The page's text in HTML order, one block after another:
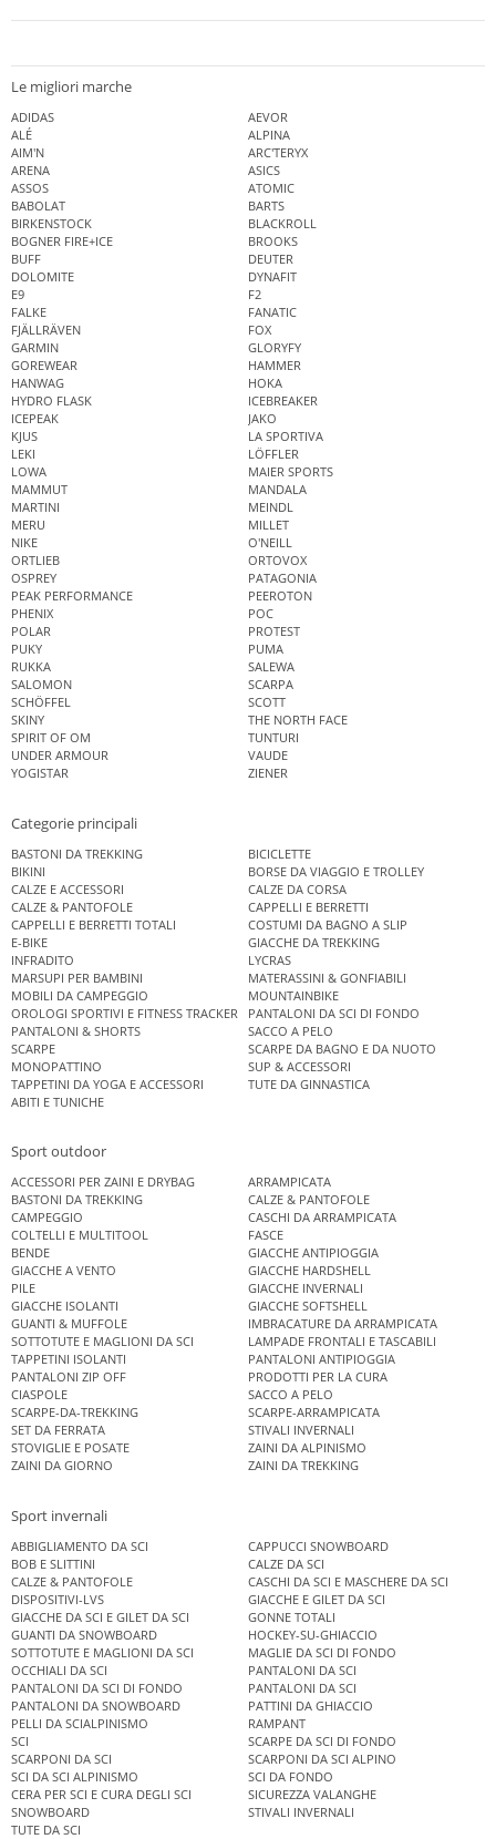
Le migliori marche
ADIDAS
AEVOR
ALÉ
ALPINA
AIM'N
ARC'TERYX
ARENA
ASICS
ASSOS
ATOMIC
BABOLAT
BARTS
BIRKENSTOCK
BLACKROLL
BOGNER FIRE+ICE
BROOKS
BUFF
DEUTER
DOLOMITE
DYNAFIT
E9
F2
FALKE
FANATIC
FJÄLLRÄVEN
FOX
GARMIN
GLORYFY
GOREWEAR
HAMMER
HANWAG
HOKA
HYDRO FLASK
ICEBREAKER
ICEPEAK
JAKO
KJUS
LA SPORTIVA
LEKI
LÖFFLER
LOWA
MAIER SPORTS
MAMMUT
MANDALA
MARTINI
MEINDL
MERU
MILLET
NIKE
O'NEILL
ORTLIEB
ORTOVOX
OSPREY
PATAGONIA
PEAK PERFORMANCE
PEEROTON
PHENIX
POC
POLAR
PROTEST
PUKY
PUMA
RUKKA
SALEWA
SALOMON
SCARPA
SCHÖFFEL
SCOTT
SKINY
THE NORTH FACE
SPIRIT OF OM
TUNTURI
UNDER ARMOUR
VAUDE
YOGISTAR
ZIENER
Categorie principali
BASTONI DA TREKKING
BICICLETTE
BIKINI
BORSE DA VIAGGIO E TROLLEY
CALZE E ACCESSORI
CALZE DA CORSA
CALZE & PANTOFOLE
CAPPELLI E BERRETTI
CAPPELLI E BERRETTI TOTALI
COSTUMI DA BAGNO A SLIP
E-BIKE
GIACCHE DA TREKKING
INFRADITO
LYCRAS
MARSUPI PER BAMBINI
MATERASSINI & GONFIABILI
MOBILI DA CAMPEGGIO
MOUNTAINBIKE
OROLOGI SPORTIVI E FITNESS TRACKER
PANTALONI DA SCI DI FONDO
PANTALONI & SHORTS
SACCO A PELO
SCARPE
SCARPE DA BAGNO E DA NUOTO
MONOPATTINO
SUP & ACCESSORI
TAPPETINI DA YOGA E ACCESSORI
TUTE DA GINNASTICA
ABITI E TUNICHE
Sport outdoor
ACCESSORI PER ZAINI E DRYBAG
ARRAMPICATA
BASTONI DA TREKKING
CALZE & PANTOFOLE
CAMPEGGIO
CASCHI DA ARRAMPICATA
COLTELLI E MULTITOOL
FASCE
BENDE
GIACCHE ANTIPIOGGIA
GIACCHE A VENTO
GIACCHE HARDSHELL
PILE
GIACCHE INVERNALI
GIACCHE ISOLANTI
GIACCHE SOFTSHELL
GUANTI & MUFFOLE
IMBRACATURE DA ARRAMPICATA
SOTTOTUTE E MAGLIONI DA SCI
LAMPADE FRONTALI E TASCABILI
TAPPETINI ISOLANTI
PANTALONI ANTIPIOGGIA
PANTALONI ZIP OFF
PRODOTTI PER LA CURA
CIASPOLE
SACCO A PELO
SCARPE-DA-TREKKING
SCARPE-ARRAMPICATA
SET DA FERRATA
STIVALI INVERNALI
STOVIGLIE E POSATE
ZAINI DA ALPINISMO
ZAINI DA GIORNO
ZAINI DA TREKKING
Sport invernali
ABBIGLIAMENTO DA SCI
CAPPUCCI SNOWBOARD
BOB E SLITTINI
CALZE DA SCI
CALZE & PANTOFOLE
CASCHI DA SCI E MASCHERE DA SCI
DISPOSITIVI-LVS
GIACCHE E GILET DA SCI
GIACCHE DA SCI E GILET DA SCI
GONNE TOTALI
GUANTI DA SNOWBOARD
HOCKEY-SU-GHIACCIO
SOTTOTUTE E MAGLIONI DA SCI
MAGLIE DA SCI DI FONDO
OCCHIALI DA SCI
PANTALONI DA SCI
PANTALONI DA SCI DI FONDO
PANTALONI DA SCI
PANTALONI DA SNOWBOARD
PATTINI DA GHIACCIO
PELLI DA SCIALPINISMO
RAMPANT
SCI
SCARPE DA SCI DI FONDO
SCARPONI DA SCI
SCARPONI DA SCI ALPINO
SCI DA SCI ALPINISMO
SCI DA FONDO
CERA PER SCI E CURA DEGLI SCI
SICUREZZA VALANGHE
SNOWBOARD
STIVALI INVERNALI
TUTE DA SCI